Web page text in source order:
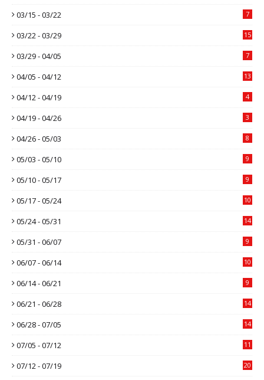
03/15 - 03/22 7
03/22 - 03/29 15
03/29 - 04/05 7
04/05 - 04/12 13
04/12 - 04/19 4
04/19 - 04/26 3
04/26 - 05/03 8
05/03 - 05/10 9
05/10 - 05/17 9
05/17 - 05/24 10
05/24 - 05/31 14
05/31 - 06/07 9
06/07 - 06/14 10
06/14 - 06/21 9
06/21 - 06/28 14
06/28 - 07/05 14
07/05 - 07/12 11
07/12 - 07/19 20